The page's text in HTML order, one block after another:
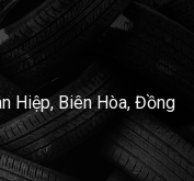
Hiệp, Biên Hòa, Đồng